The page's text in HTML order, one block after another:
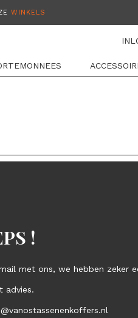
WINKELS
!
met ons, we hebben zeker
advies.